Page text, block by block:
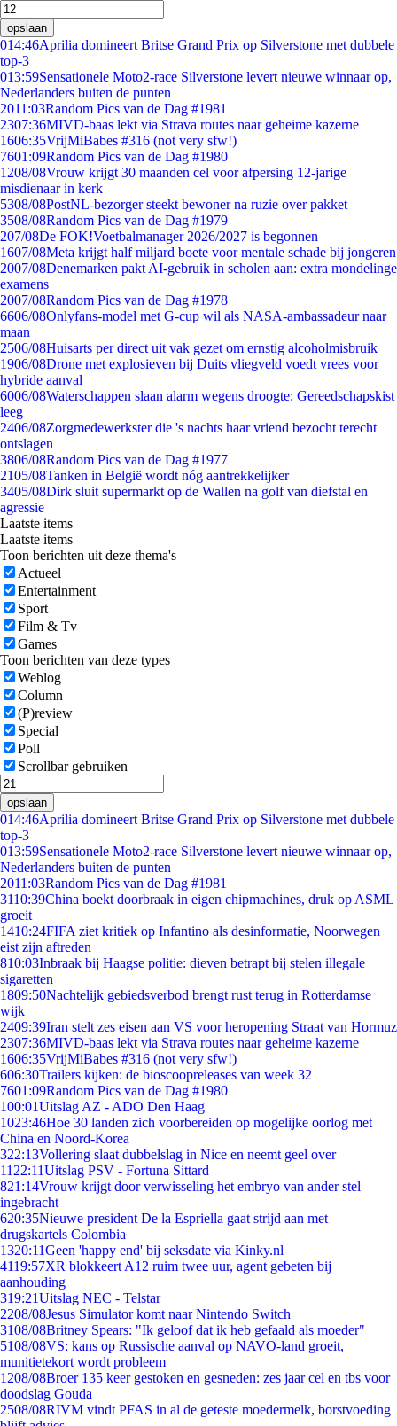
opslaan
014:46Aprilia domineert Britse Grand Prix op Silverstone met dubbele
top-3
013:59Sensationele Moto2-race Silverstone levert nieuwe winnaar op,
Nederlanders buiten de punten
2011:03Random Pics van de Dag #1981
2307:36MIVD-baas lekt via Strava routes naar geheime kazerne
1606:35VrijMiBabes #316 (not very sfw!)
7601:09Random Pics van de Dag #1980
1208/08Vrouw krijgt 30 maanden cel voor afpersing 12-jarige
misdienaar in kerk
5308/08PostNL-bezorger steekt bewoner na ruzie over pakket
3508/08Random Pics van de Dag #1979
207/08De FOK!Voetbalmanager 2026/2027 is begonnen
1607/08Meta krijgt half miljard boete voor mentale schade bij jongeren
2007/08Denemarken pakt AI-gebruik in scholen aan: extra mondelinge
examens
2007/08Random Pics van de Dag #1978
6606/08Onlyfans-model met G-cup wil als NASA-ambassadeur naar
maan
2506/08Huisarts per direct uit vak gezet om ernstig alcoholmisbruik
1906/08Drone met explosieven bij Duits vliegveld voedt vrees voor
hybride aanval
6006/08Waterschappen slaan alarm wegens droogte: Gereedschapskist
leeg
2406/08Zorgmedewerkster die 's nachts haar vriend bezocht terecht
ontslagen
3806/08Random Pics van de Dag #1977
2105/08Tanken in België wordt nóg aantrekkelijker
3405/08Dirk sluit supermarkt op de Wallen na golf van diefstal en
agressie
Laatste items
Laatste items
Toon berichten uit deze thema's
Actueel
Entertainment
Sport
Film & Tv
Games
Toon berichten van deze types
Weblog
Column
(P)review
Special
Poll
Scrollbar gebruiken
opslaan
014:46Aprilia domineert Britse Grand Prix op Silverstone met dubbele
top-3
013:59Sensationele Moto2-race Silverstone levert nieuwe winnaar op,
Nederlanders buiten de punten
2011:03Random Pics van de Dag #1981
3110:39China boekt doorbraak in eigen chipmachines, druk op ASML
groeit
1410:24FIFA ziet kritiek op Infantino als desinformatie, Noorwegen
eist zijn aftreden
810:03Inbraak bij Haagse politie: dieven betrapt bij stelen illegale
sigaretten
1809:50Nachtelijk gebiedsverbod brengt rust terug in Rotterdamse
wijk
2409:39Iran stelt zes eisen aan VS voor heropening Straat van Hormuz
2307:36MIVD-baas lekt via Strava routes naar geheime kazerne
1606:35VrijMiBabes #316 (not very sfw!)
606:30Trailers kijken: de bioscoopreleases van week 32
7601:09Random Pics van de Dag #1980
100:01Uitslag AZ - ADO Den Haag
1023:46Hoe 30 landen zich voorbereiden op mogelijke oorlog met
China en Noord-Korea
322:13Vollering slaat dubbelslag in Nice en neemt geel over
11 22:11Uitslag PSV - Fortuna Sittard
821:14Vrouw krijgt door verwisseling het embryo van ander stel
ingebracht
620:35Nieuwe president De la Espriella gaat strijd aan met
drugskartels Colombia
1320:11Geen 'happy end' bij seksdate via Kinky.nl
4119:57XR blokkeert A12 ruim twee uur, agent gebeten bij
aanhouding
319:21Uitslag NEC - Telstar
2208/08Jesus Simulator komt naar Nintendo Switch
3108/08Britney Spears: "Ik geloof dat ik heb gefaald als moeder"
5108/08VS: kans op Russische aanval op NAVO-land groeit,
munitietekort wordt probleem
1208/08Broer 135 keer gestoken en gesneden: zes jaar cel en tbs voor
doodslag Gouda
2508/08RIVM vindt PFAS in al de geteste moedermelk, borstvoeding